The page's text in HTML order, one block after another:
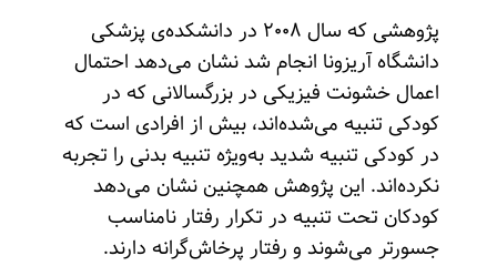
پژوهشی که سال ۲۰۰۸ در دانشکده‌ی پزشکی
دانشگاه آریزونا انجام شد نشان می‌دهد احتمال
اعمال خشونت فیزیکی در بزرگسالانی که در
کودکی تنبیه می‌شده‌اند، بیش از افرادی است که
در کودکی تنبیه شدید به‌ویژه تنبیه بدنی را تجربه
نکرده‌اند. این پژوهش همچنین نشان می‌دهد
کودکان تحت تنبیه در تکرار رفتار نامناسب
جسورتر می‌شوند و رفتار پرخاش‌گرانه دارند.